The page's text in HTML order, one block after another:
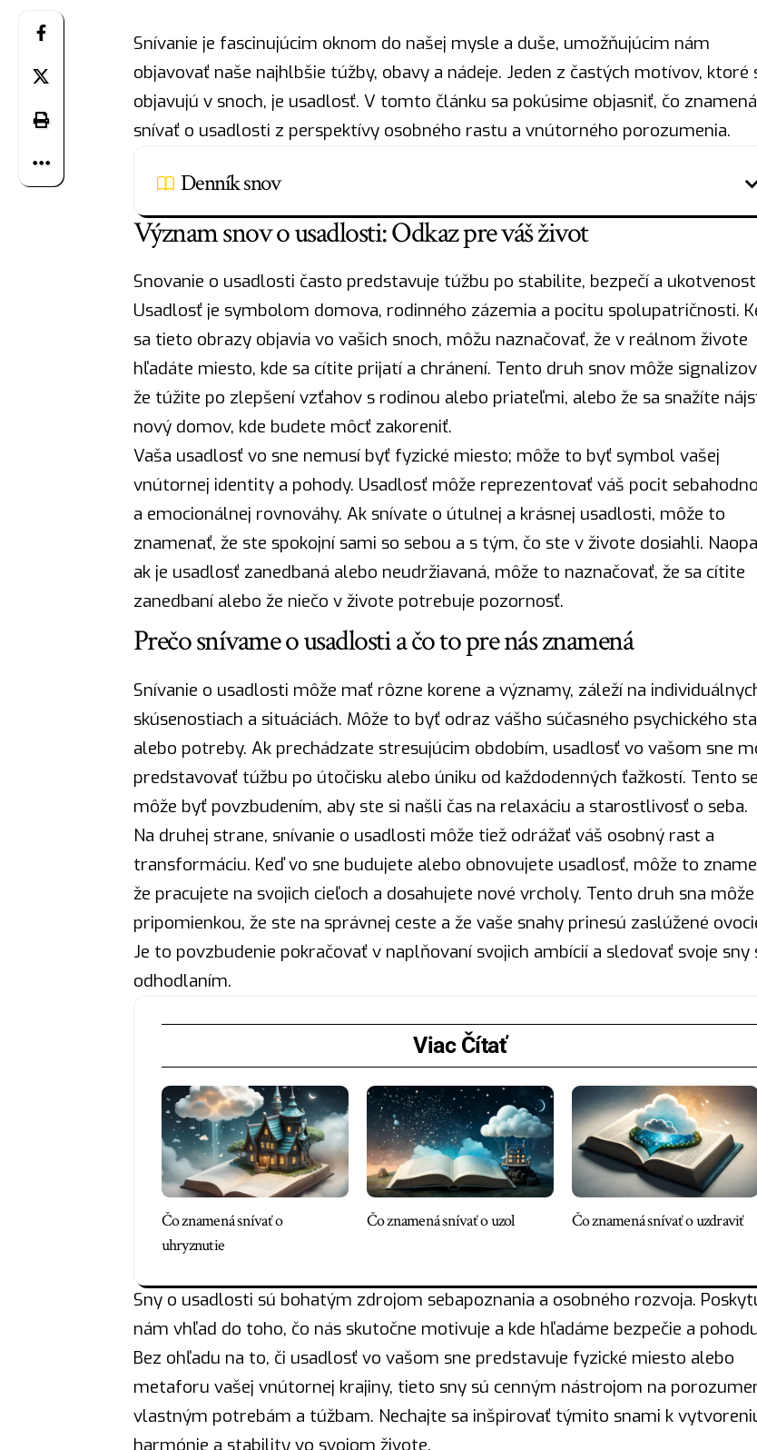
Snívanie je fascinujúcim oknom do našej mysle a duše, umožňujúcim nám
objavovať naše najhlbšie túžby, obavy a nádeje. Jeden z častých motívov, ktoré
objavujú v snoch, je usadlosť. V tomto článku sa pokúsime objasniť, čo znamená
snívať o usadlosti z perspektívy osobného rastu a vnútorného porozumenia.
Denník snov
Význam snov o usadlosti: Odkaz pre váš život
Snovanie o usadlosti často predstavuje túžbu po stabilite, bezpečí a
Usadlosť je symbolom domova, rodinného zázemia a pocitu spolupatričnosti.
sa tieto obrazy objavia vo vašich snoch, môžu naznačovať, že v reálnom živote
hľadáte miesto, kde sa cítite prijatí a chránení. Tento druh snov môže
že túžite po zlepšení vzťahov s rodinou alebo priateľmi, alebo že sa snažíte
nový domov, kde budete môcť zakoreniť.
Vaša usadlosť vo sne nemusí byť fyzické miesto; môže to byť symbol vašej
vnútornej identity a pohody. Usadlosť môže reprezentovať váš pocit
a emocionálnej rovnováhy. Ak snívate o útulnej a krásnej usadlosti, môže to
znamenať, že ste spokojní sami so sebou a s tým, čo ste v živote dosiahli.
ak je usadlosť zanedbaná alebo neudržiavaná, môže to naznačovať, že sa cítite
zanedbaní alebo že niečo v živote potrebuje pozornosť.
Prečo snívame o usadlosti a čo to pre nás znamená
Snívanie o usadlosti môže mať rôzne korene a významy, záleží na
skúsenostiach a situáciách. Môže to byť odraz vášho súčasného psychického
alebo potreby. Ak prechádzate stresujúcim obdobím, usadlosť vo vašom sne
predstavovať túžbu po útočisku alebo úniku od každodenných ťažkostí. Tento
môže byť povzbudením, aby ste si našli čas na relaxáciu a starostlivosť o seba.
Na druhej strane, snívanie o usadlosti môže tiež odrážať váš osobný rast a
transformáciu. Keď vo sne budujete alebo obnovujete usadlosť, môže to
že pracujete na svojich cieľoch a dosahujete nové vrcholy. Tento druh sna
pripomienkou, že ste na správnej ceste a že vaše snahy prinesú zaslúžené
Je to povzbudenie pokračovať v naplňovaní svojich ambícií a sledovať svoje sny
odhodlaním.
Viac Čítať
Čo znamená snívať o
uhryznutie
Čo znamená snívať o uzol Čo znamená snívať o uzdraviť
Sny o usadlosti sú bohatým zdrojom sebapoznania a osobného rozvoja.
nám vhľad do toho, čo nás skutočne motivuje a kde hľadáme bezpečie a
Bez ohľadu na to, či usadlosť vo vašom sne predstavuje fyzické miesto alebo
metaforu vašej vnútornej krajiny, tieto sny sú cenným nástrojom na
vlastným potrebám a túžbam. Nechajte sa inšpirovať týmito snami k
harmónie a stability vo svojom živote.